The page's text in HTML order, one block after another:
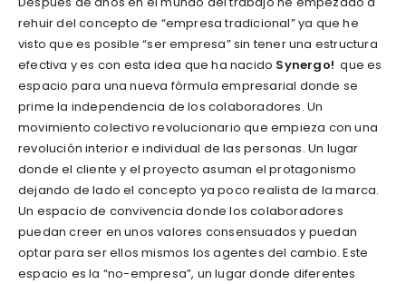
rehuir del concepto de “empresa tradicional” ya que he
visto que es posible “ser empresa” sin tener una estructura
efectiva y es con esta idea que ha nacido Synergo! que es
espacio para una nueva fórmula empresarial donde se
prime la independencia de los colaboradores. Un
movimiento colectivo revolucionario que empieza con una
revolución interior e individual de las personas. Un lugar
donde el cliente y el proyecto asuman el protagonismo
dejando de lado el concepto ya poco realista de la marca.
Un espacio de convivencia donde los colaboradores
puedan creer en unos valores consensuados y puedan
optar para ser ellos mismos los agentes del cambio. Este
espacio es la “no-empresa”, un lugar donde diferentes